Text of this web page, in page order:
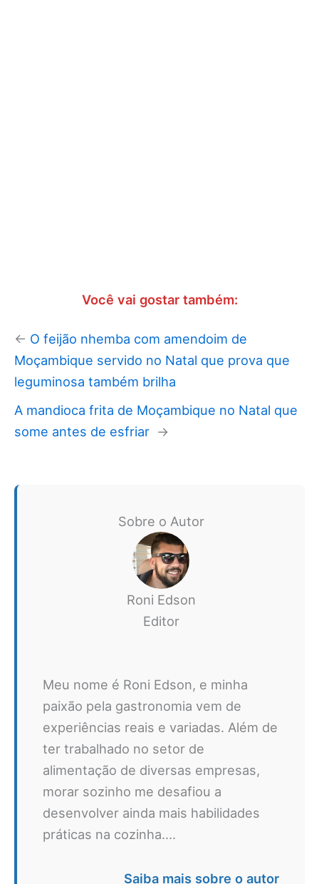
Você vai gostar também:
← O feijão nhemba com amendoim de
Moçambique servido no Natal que prova que
leguminosa também brilha
A mandioca frita de Moçambique no Natal que
some antes de esfriar →
Sobre o Autor
Roni Edson
Editor
Meu nome é Roni Edson, e minha
paixão pela gastronomia vem de
experiências reais e variadas. Além de
ter trabalhado no setor de
alimentação de diversas empresas,
morar sozinho me desafiou a
desenvolver ainda mais habilidades
práticas na cozinha....
Saiba mais sobre o autor